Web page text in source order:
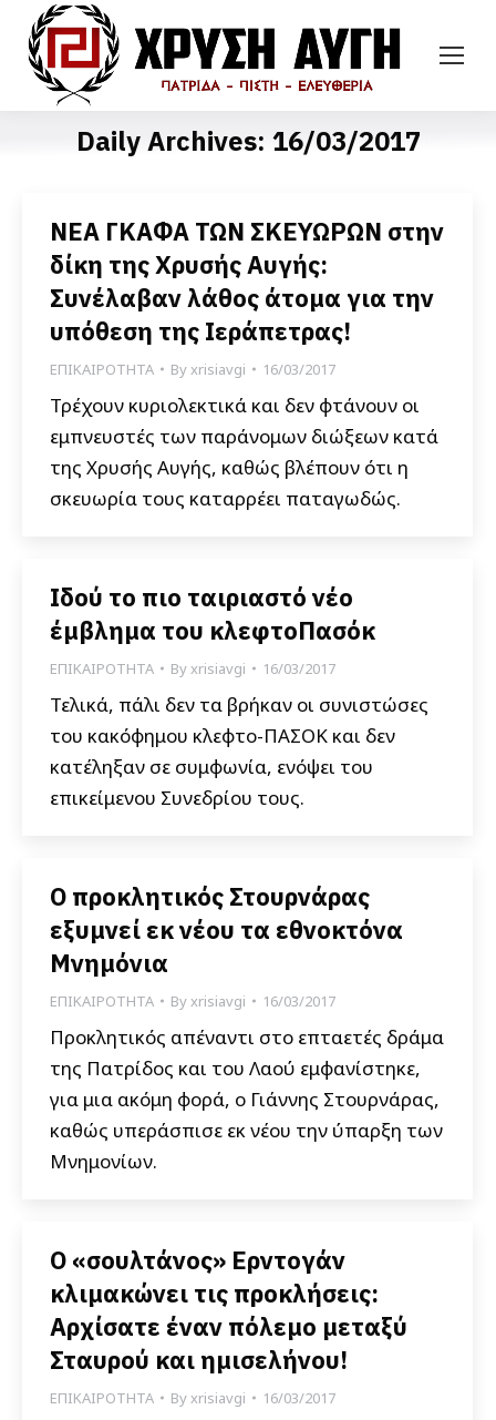
Daily Archives: 16/03/2017
ΝΕΑ ΓΚΑΦΑ ΤΩΝ ΣΚΕΥΩΡΩΝ στην
δίκη της Χρυσής Αυγής:
Συνέλαβαν λάθος άτομα για την
υπόθεση της Ιεράπετρας!
ΕΠΙΚΑΙΡΟΤΗΤΑ Byxrisiavgi 16/03/2017
Τρέχουν κυριολεκτικά και δεν φτάνουν οι
εμπνευστές των παράνομων διώξεων κατά
της Χρυσής Αυγής, καθώς βλέπουν ότι η
σκευωρία τους καταρρέει παταγωδώς.
Ιδού το πιο ταιριαστό νέο
έμβλημα του κλεφτοΠασόκ
ΕΠΙΚΑΙΡΟΤΗΤΑ Byxrisiavgi 16/03/2017
Τελικά, πάλι δεν τα βρήκαν οι συνιστώσες
του κακόφημου κλεφτο-ΠΑΣΟΚ και δεν
κατέληξαν σε συμφωνία, ενόψει του
επικείμενου Συνεδρίου τους.
Ο προκλητικός Στουρνάρας
εξυμνεί εκ νέου τα εθνοκτόνα
Μνημόνια
ΕΠΙΚΑΙΡΟΤΗΤΑ Byxrisiavgi 16/03/2017
Προκλητικός απέναντι στο επταετές δράμα
της Πατρίδος και του Λαού εμφανίστηκε,
για μια ακόμη φορά, ο Γιάννης Στουρνάρας,
καθώς υπεράσπισε εκ νέου την ύπαρξη των
Μνημονίων.
Ο «σουλτάνος» Ερντογάν
κλιμακώνει τις προκλήσεις:
Αρχίσατε έναν πόλεμο μεταξύ
Σταυρού και ημισελήνου!
ΕΠΙΚΑΙΡΟΤΗΤΑ Byxrisiavgi 16/03/2017